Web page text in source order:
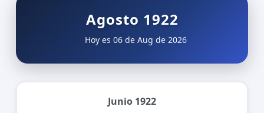
Agosto 1922
Hoy es 06 de Aug de 2026
Junio 1922